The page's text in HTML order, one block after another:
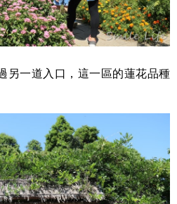
另一道入口，這一區的蓮花品種